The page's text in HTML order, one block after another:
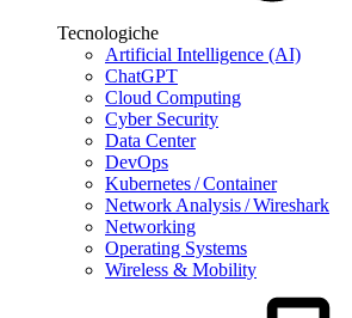
Tecnologiche
Artificial Intelligence (AI)
ChatGPT
Cloud Computing
Cyber Security
Data Center
DevOps
Kubernetes / Container
Network Analysis / Wireshark
Networking
Operating Systems
Wireless & Mobility